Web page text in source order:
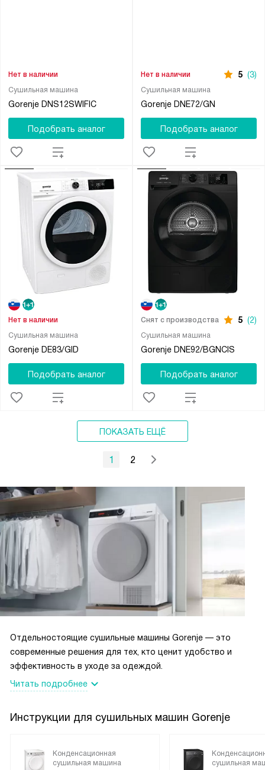
Сушильная машина
Gorenje DNS12SWIFIC
Нет в наличии
Подобрать аналог
Сушильная машина
Gorenje DNE72/GN
Нет в наличии 5 (3)
Подобрать аналог
Сушильная машина
Gorenje DE83/GID
Нет в наличии
Подобрать аналог
Сушильная машина
Gorenje DNE92/BGNCIS
Снят с производства 5 (2)
Подобрать аналог
ПОКАЗАТЬ ЕЩЁ
1 2
Отдельностоящие сушильные машины Gorenje — это
современные решения для тех, кто ценит удобство и
эффективность в уходе за одеждой.
Читать подробнее
Инструкции для сушильных машин Gorenje
Конденсационная
сушильная машина
сушильная